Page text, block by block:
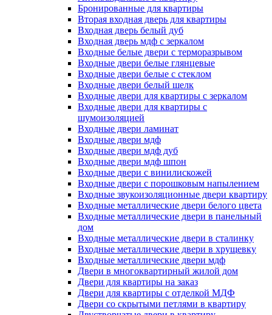
Бронированные для квартиры
Вторая входная дверь для квартиры
Входная дверь белый дуб
Входная дверь мдф с зеркалом
Входные белые двери с терморазрывом
Входные двери белые глянцевые
Входные двери белые с стеклом
Входные двери белый шелк
Входные двери для квартиры с зеркалом
Входные двери для квартиры с
шумоизоляцией
Входные двери ламинат
Входные двери мдф
Входные двери мдф дуб
Входные двери мдф шпон
Входные двери с винилискожей
Входные двери с порошковым напылением
Входные звукоизоляционные двери квартиру
Входные металлические двери белого цвета
Входные металлические двери в панельный
дом
Входные металлические двери в сталинку
Входные металлические двери в хрущевку
Входные металлические двери мдф
Двери в многоквартирный жилой дом
Двери для квартиры на заказ
Двери для квартиры с отделкой МДФ
Двери со скрытыми петлями в квартиру